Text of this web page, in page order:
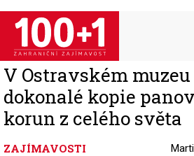
Přejít
hlavnímu
obsahu
V Ostravském
dokonalé kopie
korun z celého světa
ZAJÍMAVOSTI